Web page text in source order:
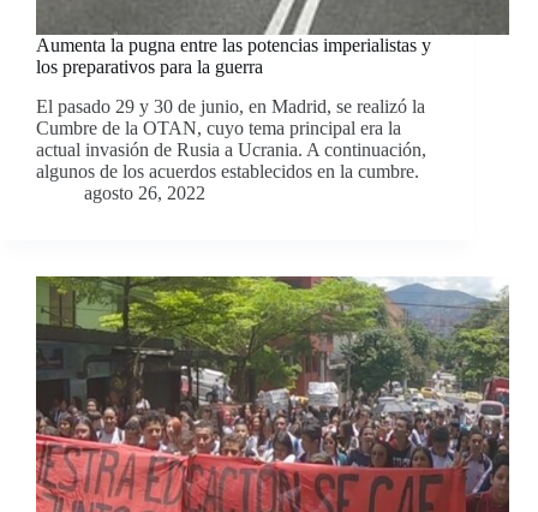
Aumenta la pugna entre las potencias imperialistas y
los preparativos para la guerra
El pasado 29 y 30 de junio, en Madrid, se realizó la
Cumbre de la OTAN, cuyo tema principal era la
actual invasión de Rusia a Ucrania. A continuación,
algunos de los acuerdos establecidos en la cumbre.
agosto 26, 2022